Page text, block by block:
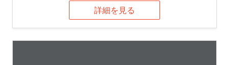
詳細を見る